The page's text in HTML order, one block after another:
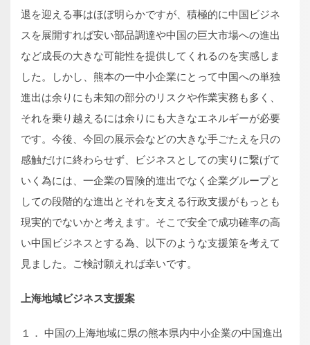
退を迎える事はほぼ明らかですが、積極的に中国ビジネ
スを展開すれば安い部品調達や中国の巨大市場への進出
など成長の大きな可能性を提供してくれるのを実感しま
した。しかし、熊本の一中小企業にとって中国への単独
進出は余りにも未知の部分のリスクや作業実務も多く、
それを乗り越えるには余りにも大きなエネルギーが必要
です。今後、今回の展示会などの大きな手ごたえを只の
感触だけに終わらせず、ビジネスとしての実りに繋げて
いく為には、一企業の冒険的進出でなく企業グループと
しての段階的な進出とそれを支える行政支援がもっとも
現実的でないかと考えます。そこで安全で成功確率の高
い中国ビジネスとする為、以下のような支援策を考えて
見ました。ご検討願えれば幸いです。
上海地域ビジネス支援案
１． 中国の上海地域に県の熊本県内中小企業の中国進出